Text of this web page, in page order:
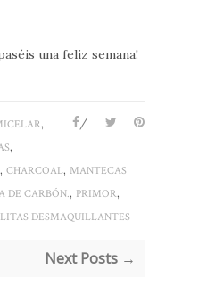
una feliz semana!
/
,
,
, CHARCOAL, MANTECAS
DE CARBÓN., PRIMOR,
DESMAQUILLANTES
Next Posts →